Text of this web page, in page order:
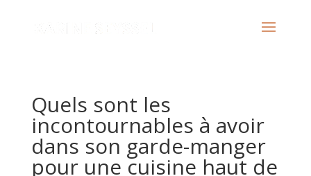
Quels sont les
incontournables à avoir
dans son garde-manger
pour une cuisine haut de